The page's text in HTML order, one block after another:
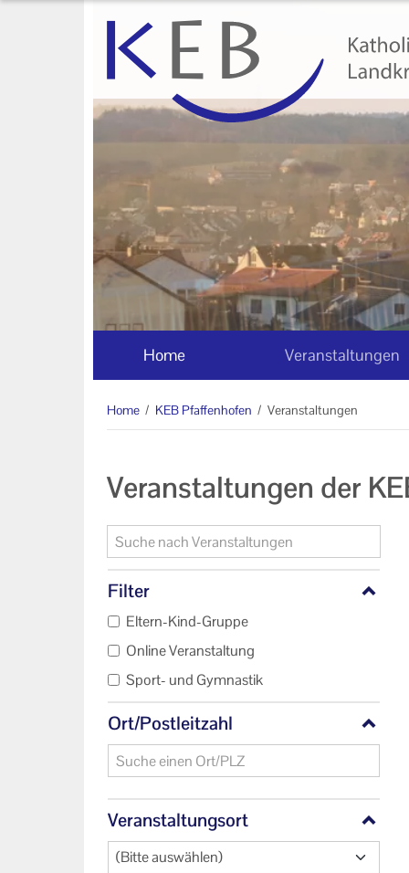
Home Veranstaltungen
Home / KEB Pfaffenhofen / Veranstaltungen
Veranstaltungen der
Filter
Eltern-Kind-Gruppe
Online Veranstaltung
Sport- und Gymnastik
Ort/Postleitzahl
Veranstaltungsort
(Bitte auswählen)
Veranstaltungen
Ihr Kontakt zu uns